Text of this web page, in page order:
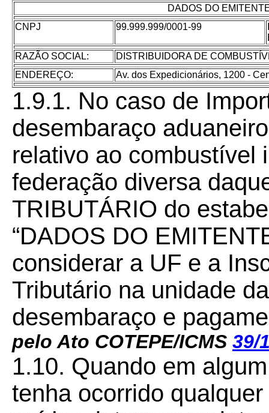
DADOS DO
CNPJ
99.999.999/0001-99
RAZÃO SOCIAL:
DISTRIBUIDORA DE
ENDEREÇO:
Av. dos Expedicionários, 1200 -
1.9.1. No caso de
desembaraço
relativo ao combustível
federação diversa
TRIBUTÁRIO do
“DADOS DO
considerar a UF e a
Tributário na unidade
desembaraço e
pelo Ato COTEPE/ICMS 39/
1.10. Quando em
tenha ocorrido